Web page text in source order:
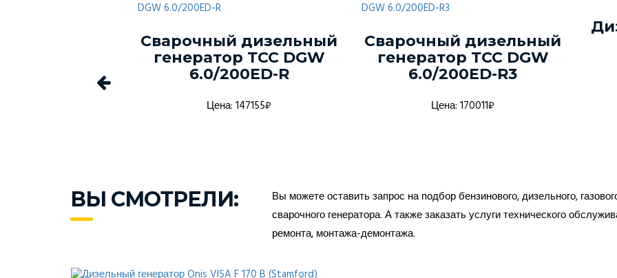
Сварочный дизельный
генератор ТСС DGW
6.0/200ED-R
Цена: 147155₽
Сварочный дизельный
генератор ТСС DGW
6.0/200ED-R3
Цена: 170011₽
ВЫ СМОТРЕЛИ:
Вы можете оставить запрос на подбор бензинового, дизельного,
сварочного генератора. А также заказать услуги технического
ремонта, монтажа-демонтажа.